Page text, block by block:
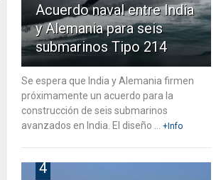
Acuerdo naval entre India
y Alemania para seis
submarinos Tipo 214
Se espera que India y Alemania firmen
próximamente un acuerdo para la
construcción de seis submarinos
avanzados en India. El diseño ...
+Info
4